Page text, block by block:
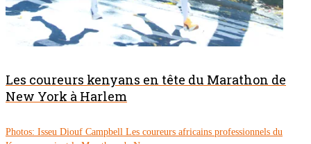
Les coureurs kenyans en tête du Marathon de
New York à Harlem
Photos: Isseu Diouf Campbell Les coureurs africains professionnels du